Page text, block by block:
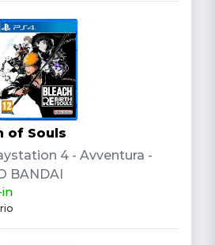
of Souls
4 - Avventura -
BANDAI
in